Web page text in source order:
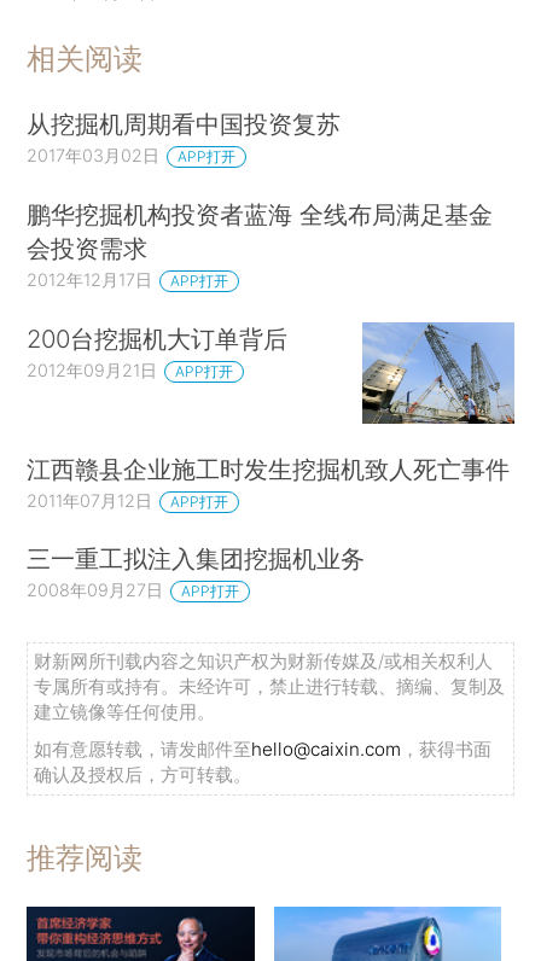
相关阅读
从挖掘机周期看中国投资复苏
2017年03月02日 APP打开
鹏华挖掘机构投资者蓝海 全线布局满足基金
会投资需求
2012年12月17日 APP打开
200台挖掘机大订单背后
2012年09月21日 APP打开
江西赣县企业施工时发生挖掘机致人死亡事件
2011年07月12日 APP打开
三一重工拟注入集团挖掘机业务
2008年09月27日 APP打开
财新网所刊载内容之知识产权为财新传媒及/或相关权利人
专属所有或持有。未经许可，禁止进行转载、摘编、复制及
建立镜像等任何使用。
如有意愿转载，请发邮件至hello@caixin.com ，获得书面
确认及授权后，方可转载。
推荐阅读